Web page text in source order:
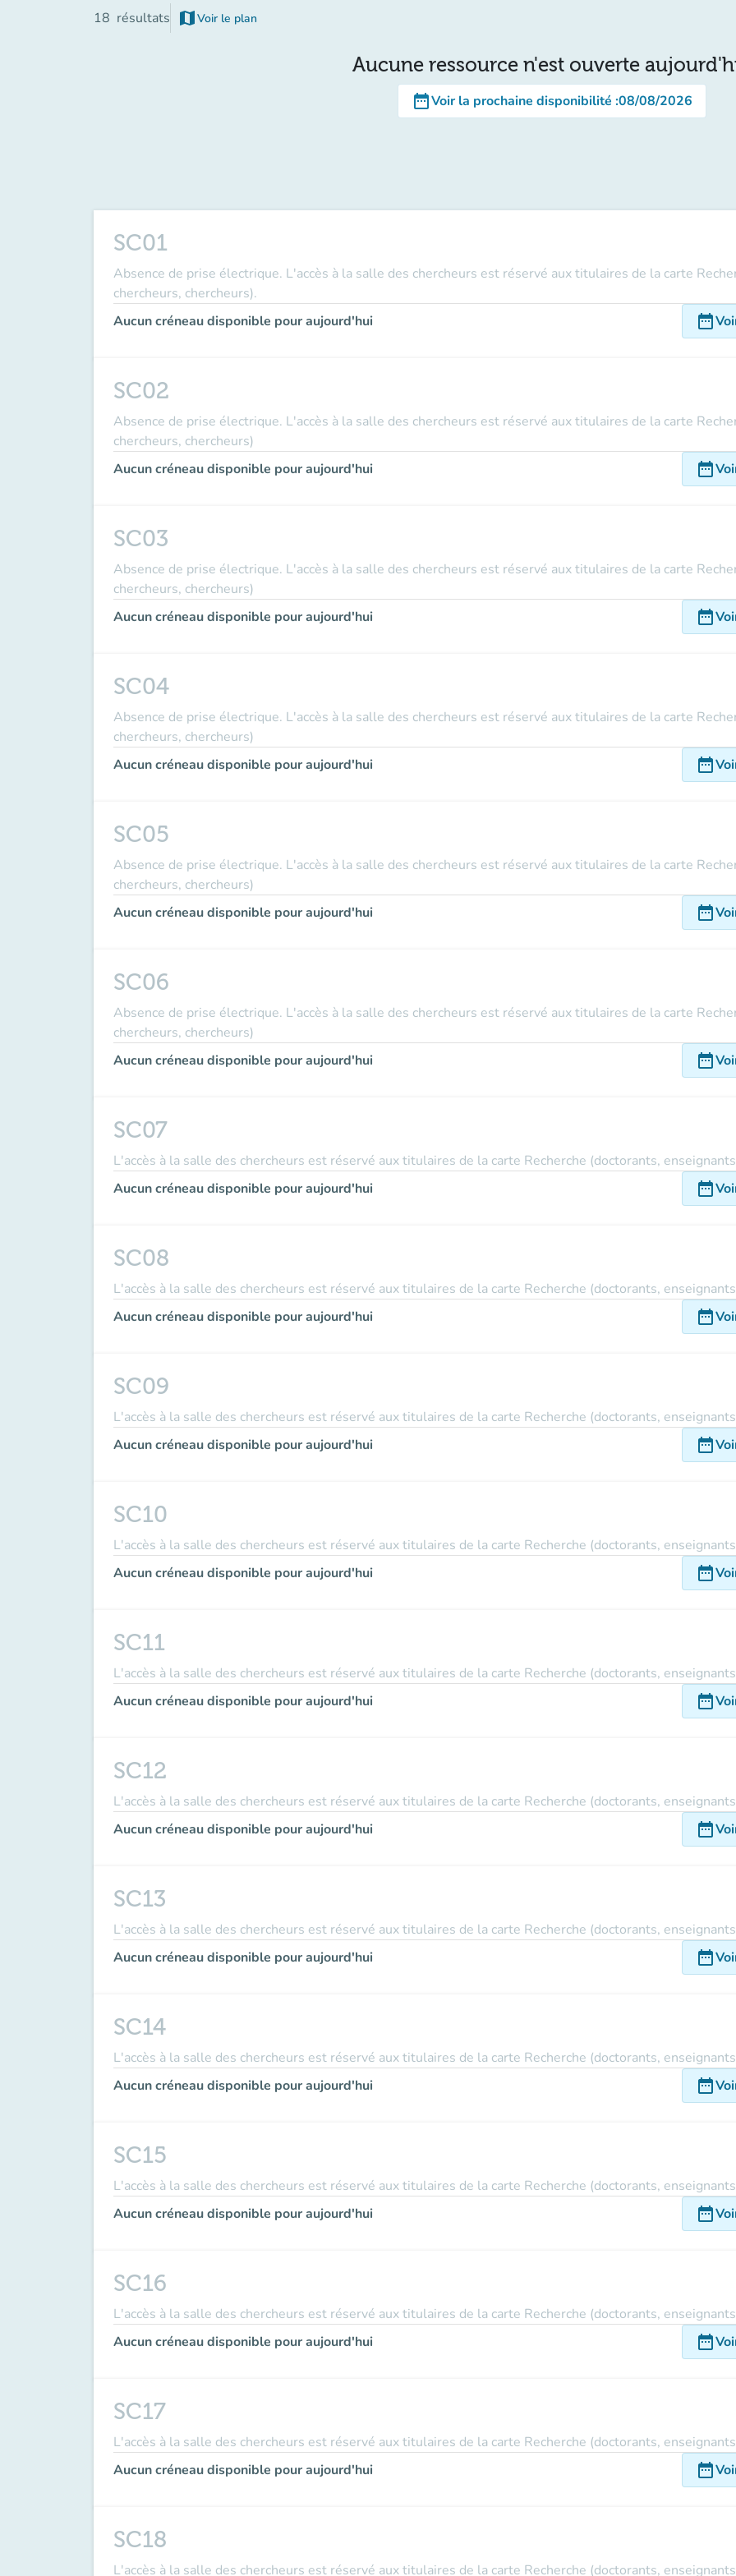
18 résultats map Voir le plan
(nouvel onglet)
Aucune ressource n'est ouverte
date_rangeVoir la prochaine disponibilité :08/08/2026
SC01
Absence de prise électrique. L'accès à la salle des chercheurs est réservé aux titulaires de la carte
chercheurs, chercheurs).
Aucun créneau disponible pour aujourd'hui date_range
SC02
Absence de prise électrique. L'accès à la salle des chercheurs est réservé aux titulaires de la carte
chercheurs, chercheurs)
Aucun créneau disponible pour aujourd'hui date_range
SC03
Absence de prise électrique. L'accès à la salle des chercheurs est réservé aux titulaires de la carte
chercheurs, chercheurs)
Aucun créneau disponible pour aujourd'hui date_range
SC04
Absence de prise électrique. L'accès à la salle des chercheurs est réservé aux titulaires de la carte
chercheurs, chercheurs)
Aucun créneau disponible pour aujourd'hui date_range
SC05
Absence de prise électrique. L'accès à la salle des chercheurs est réservé aux titulaires de la carte
chercheurs, chercheurs)
Aucun créneau disponible pour aujourd'hui date_range
SC06
Absence de prise électrique. L'accès à la salle des chercheurs est réservé aux titulaires de la carte
chercheurs, chercheurs)
Aucun créneau disponible pour aujourd'hui date_range
SC07
L'accès à la salle des chercheurs est réservé aux titulaires de la carte Recherche (doctorants,
Aucun créneau disponible pour aujourd'hui date_range
SC08
L'accès à la salle des chercheurs est réservé aux titulaires de la carte Recherche (doctorants,
Aucun créneau disponible pour aujourd'hui date_range
SC09
L'accès à la salle des chercheurs est réservé aux titulaires de la carte Recherche (doctorants,
Aucun créneau disponible pour aujourd'hui date_range
SC10
L'accès à la salle des chercheurs est réservé aux titulaires de la carte Recherche (doctorants,
Aucun créneau disponible pour aujourd'hui date_range
SC11
L'accès à la salle des chercheurs est réservé aux titulaires de la carte Recherche (doctorants,
Aucun créneau disponible pour aujourd'hui date_range
SC12
L'accès à la salle des chercheurs est réservé aux titulaires de la carte Recherche (doctorants,
Aucun créneau disponible pour aujourd'hui date_range
SC13
L'accès à la salle des chercheurs est réservé aux titulaires de la carte Recherche (doctorants,
Aucun créneau disponible pour aujourd'hui date_range
SC14
L'accès à la salle des chercheurs est réservé aux titulaires de la carte Recherche (doctorants,
Aucun créneau disponible pour aujourd'hui date_range
SC15
L'accès à la salle des chercheurs est réservé aux titulaires de la carte Recherche (doctorants,
Aucun créneau disponible pour aujourd'hui date_range
SC16
L'accès à la salle des chercheurs est réservé aux titulaires de la carte Recherche (doctorants,
Aucun créneau disponible pour aujourd'hui date_range
SC17
L'accès à la salle des chercheurs est réservé aux titulaires de la carte Recherche (doctorants,
Aucun créneau disponible pour aujourd'hui date_range
SC18
L'accès à la salle des chercheurs est réservé aux titulaires de la carte Recherche (doctorants,